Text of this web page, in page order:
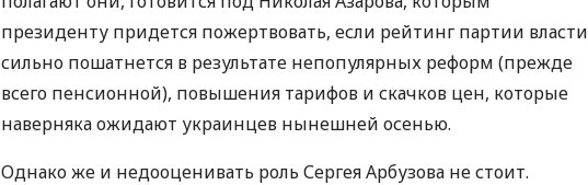
президенту придется пожертвовать, если рейтинг партии власти
сильно пошатнется в результате непопулярных реформ (прежде
всего пенсионной), повышения тарифов и скачков цен, которые
наверняка ожидают украинцев нынешней осенью.
Однако же и недооценивать роль Сергея Арбузова не стоит.